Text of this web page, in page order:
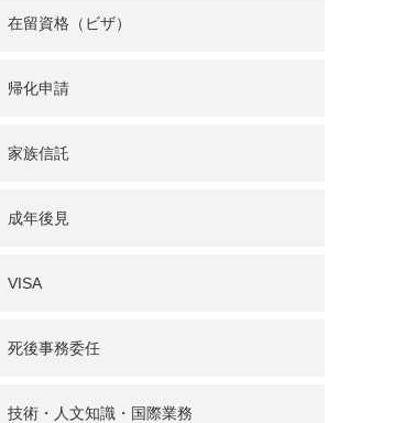
在留資格（ビザ）
帰化申請
家族信託
成年後見
VISA
死後事務委任
技術・人文知識・国際業務